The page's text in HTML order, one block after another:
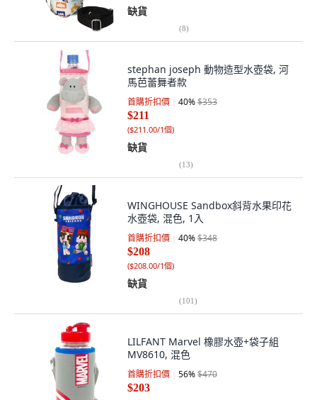
缺貨
(8)
stephan joseph 動物造型水壺袋, 河
馬芭蕾舞者款
首購折扣價 40%$353
$211
($211.00/1個)
缺貨
(13)
WINGHOUSE Sandbox斜背水果印花
水壺袋, 混色, 1入
首購折扣價 40%$348
$208
($208.00/1個)
缺貨
(101)
LILFANT Marvel 橡膠水壺+袋子組
MV8610, 混色
首購折扣價 56%$470
$203